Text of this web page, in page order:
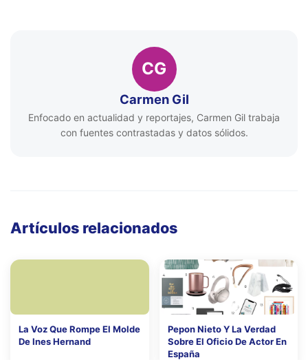
CG
Carmen Gil
Enfocado en actualidad y reportajes, Carmen Gil trabaja
con fuentes contrastadas y datos sólidos.
Artículos relacionados
La Voz Que Rompe El Molde
De Ines Hernand
Pepon Nieto Y La Verdad
Sobre El Oficio De Actor En
España